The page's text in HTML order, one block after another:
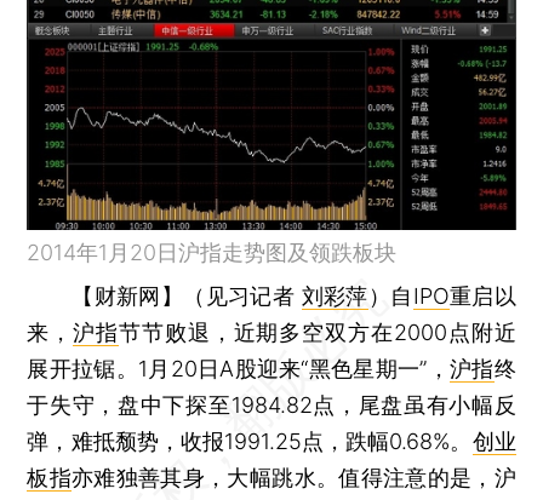
2014年1月20日沪指走势图及领跌板块
【财新网】（见习记者 刘彩萍） 自 IPO重启以
来，沪指节节败退，近期多空双方在2000点附近
展开拉锯。1月20日A股迎来“黑色星期一”， 沪指终
于失守，盘中下探至1984.82点，尾盘虽有小幅反
弹，难抵颓势，收报1991.25点，跌幅0.68%。 创业
板指亦难独善其身，大幅跳水。值得注意的是，沪